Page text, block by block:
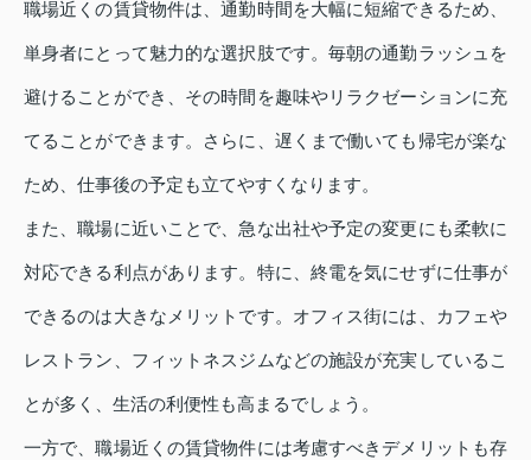
職場近くの賃貸物件は、通勤時間を大幅に短縮できるため、
単身者にとって魅力的な選択肢です。毎朝の通勤ラッシュを
避けることができ、その時間を趣味やリラクゼーションに充
てることができます。さらに、遅くまで働いても帰宅が楽な
ため、仕事後の予定も立てやすくなります。
また、職場に近いことで、急な出社や予定の変更にも柔軟に
対応できる利点があります。特に、終電を気にせずに仕事が
できるのは大きなメリットです。オフィス街には、カフェや
レストラン、フィットネスジムなどの施設が充実しているこ
とが多く、生活の利便性も高まるでしょう。
一方で、職場近くの賃貸物件には考慮すべきデメリットも存